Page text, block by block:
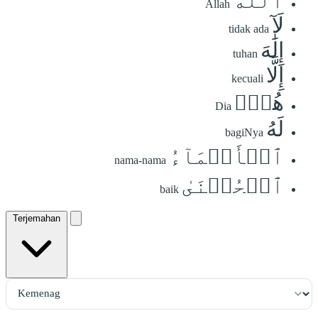
Allah
لَآ tidak ada
إِلَٰهَ tuhan
إِلَّا kecuali
هُوَۖ Dia
لَهُ bagiNya
ٱلۡأَسۡمَآءُ nama-nama
ٱلۡحُسۡنَىٰ baik
Terjemahan